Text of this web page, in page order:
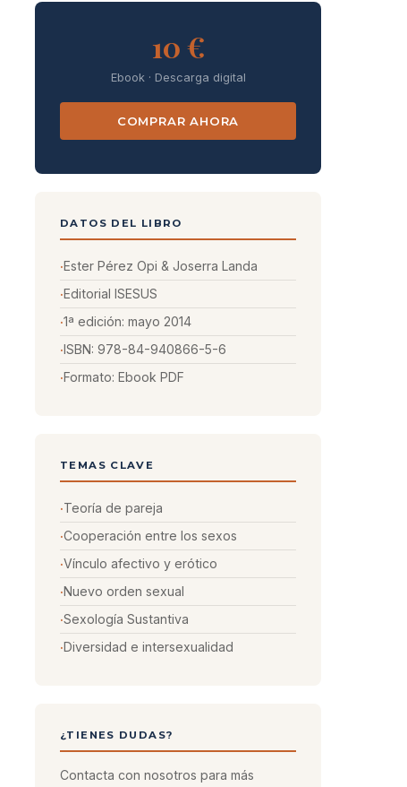
10 €
Ebook · Descarga digital
COMPRAR AHORA
DATOS DEL LIBRO
Ester Pérez Opi & Joserra Landa
Editorial ISESUS
1ª edición: mayo 2014
ISBN: 978-84-940866-5-6
Formato: Ebook PDF
TEMAS CLAVE
Teoría de pareja
Cooperación entre los sexos
Vínculo afectivo y erótico
Nuevo orden sexual
Sexología Sustantiva
Diversidad e intersexualidad
¿TIENES DUDAS?
Contacta con nosotros para más